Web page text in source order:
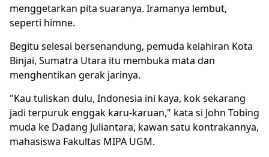
menggetarkan pita suaranya. Iramanya lembut,
seperti himne.
Begitu selesai bersenandung, pemuda kelahiran Kota
Binjai, Sumatra Utara itu membuka mata dan
menghentikan gerak jarinya.
"Kau tuliskan dulu, Indonesia ini kaya, kok sekarang
jadi terpuruk enggak karu-karuan," kata si John Tobing
muda ke Dadang Juliantara, kawan satu kontrakannya,
mahasiswa Fakultas MIPA UGM.